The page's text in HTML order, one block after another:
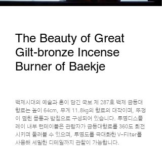
The Beauty of Great
Gilt-bronze Incense
Burner of Baekje
백제시대의 예술과 혼이 담긴 국보 제 287호 백제 금동대
향로는 높이 64cm, 무게 11.8kg의 향로의 대작이며, 뚜껑
이 덮힌 몸통과 받침으로 구성되어 있습니다. 투명디스플
레이 내부 턴테이블은 관람자가 금동대향로를 360도 회전
시키며 둘러볼 수 있으며, 투명도를 극대화한 V-Filter를
사용해 세밀한 디테일까지 관찰이 가능합니다.